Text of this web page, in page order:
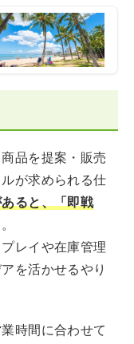
品を提案・販売
が求められる仕
ると、「即戦
レイや在庫管理
を活かせるやり
時間に合わせて